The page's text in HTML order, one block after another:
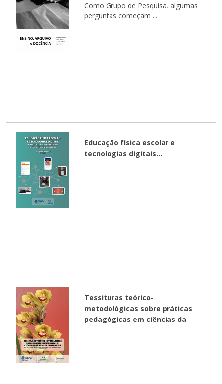
de Idiomas
Médicas
Conosco
& Você - Comunidade
Gustavo Adolfo
Como Grupo de Pesquisa, algumas
perguntas começam ...
Educação física escolar e
tecnologias digitais...
Tessituras teórico-
metodológicas sobre práticas
pedagógicas em ciências da